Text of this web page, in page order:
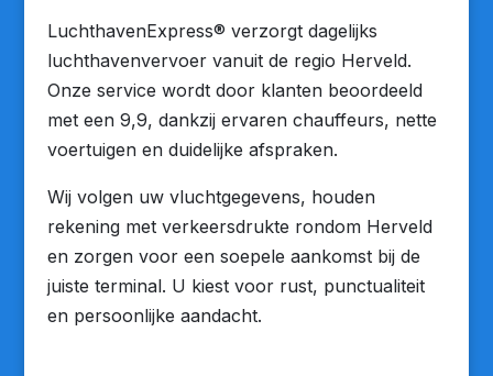
LuchthavenExpress® verzorgt dagelijks
luchthavenvervoer vanuit de regio Herveld.
Onze service wordt door klanten beoordeeld
met een 9,9, dankzij ervaren chauffeurs, nette
voertuigen en duidelijke afspraken.
Wij volgen uw vluchtgegevens, houden
rekening met verkeersdrukte rondom Herveld
en zorgen voor een soepele aankomst bij de
juiste terminal. U kiest voor rust, punctualiteit
en persoonlijke aandacht.